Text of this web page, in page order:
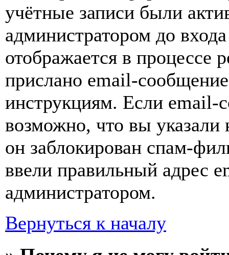
учётные записи были
администратором до
отображается в процессе
прислано email-
инструкциям. Если email-
возможно, что вы
он заблокирован спам-
ввели правильный адрес
администратором.
Вернуться к началу